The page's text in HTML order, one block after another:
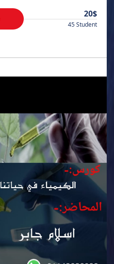
20$
45 Student